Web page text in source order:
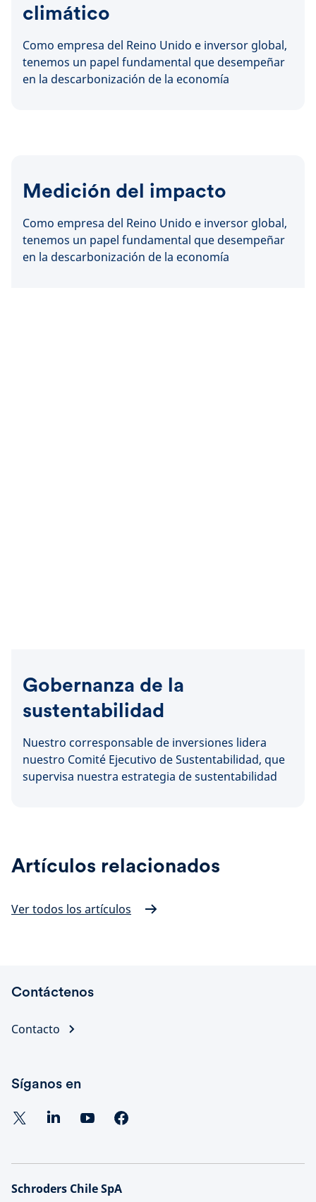
climático
Como empresa del Reino Unido e inversor global,
tenemos un papel fundamental que desempeñar
en la descarbonización de la economía
Medición del impacto
Como empresa del Reino Unido e inversor global,
tenemos un papel fundamental que desempeñar
en la descarbonización de la economía
Gobernanza de la
sustentabilidad
Nuestro corresponsable de inversiones lidera
nuestro Comité Ejecutivo de Sustentabilidad, que
supervisa nuestra estrategia de sustentabilidad
Artículos relacionados
Ver todos los artículos
Contáctenos
Contacto
Síganos en
Schroders Chile SpA